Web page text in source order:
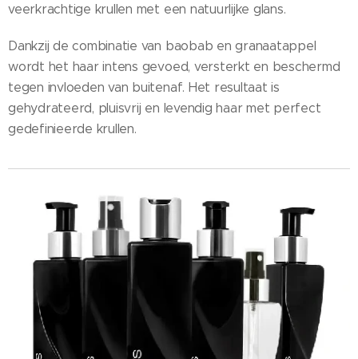
veerkrachtige krullen met een natuurlijke glans.
Dankzij de combinatie van baobab en granaatappel
wordt het haar intens gevoed, versterkt en beschermd
tegen invloeden van buitenaf. Het resultaat is
gehydrateerd, pluisvrij en levendig haar met perfect
gedefinieerde krullen.